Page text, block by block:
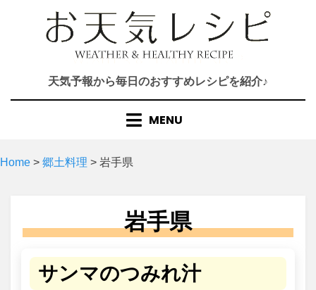
天気予報から毎日のおすすめレシピを紹介♪
MENU
Home > 郷土料理 > 岩手県
岩手県
サンマのつみれ汁